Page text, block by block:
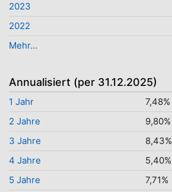
2023
2022
Mehr...
Annualisiert (per 31.12.2025)
1 Jahr
7,48%
2 Jahre
9,80%
3 Jahre
8,43%
4 Jahre
5,40%
5 Jahre
7,71%